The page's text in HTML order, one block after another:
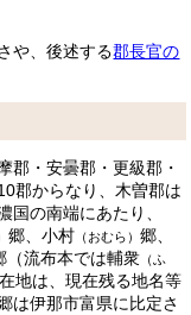
や、後述する郡長官の
郡・安曇郡・更級郡・
郡からなり、木曽郡は
国の南端にあたり、
郷、小村 （おむら）郷、
（流布本では輔衆 （ふ
地は、現在残る地名等
は伊那市富県に比定さ